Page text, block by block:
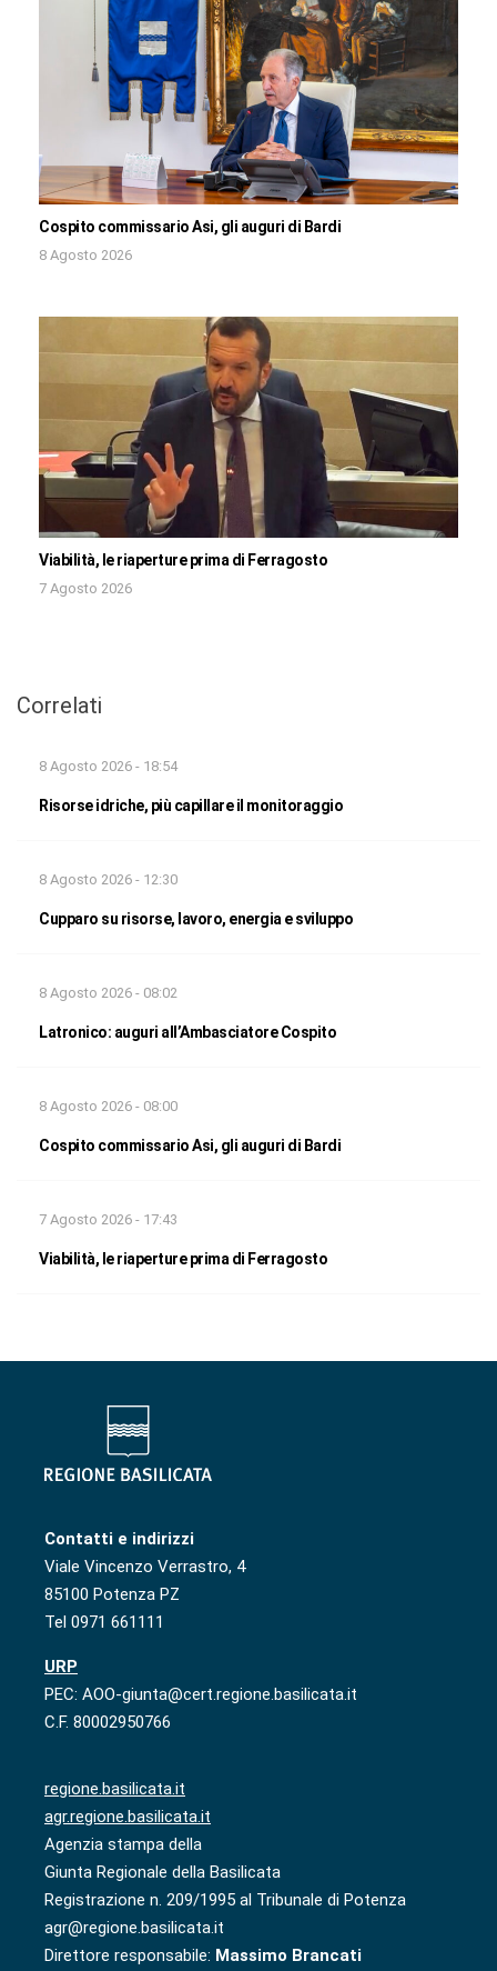
Cospito commissario Asi, gli auguri di Bardi
8 Agosto 2026
Viabilità, le riaperture prima di Ferragosto
7 Agosto 2026
Correlati
8 Agosto 2026 - 18:54
Risorse idriche, più capillare il monitoraggio
8 Agosto 2026 - 12:30
Cupparo su risorse, lavoro, energia e sviluppo
8 Agosto 2026 - 08:02
Latronico: auguri all’Ambasciatore Cospito
8 Agosto 2026 - 08:00
Cospito commissario Asi, gli auguri di Bardi
7 Agosto 2026 - 17:43
Viabilità, le riaperture prima di Ferragosto
Contatti e indirizzi
Viale Vincenzo Verrastro, 4
85100 Potenza PZ
Tel 0971 661111
URP
PEC: AOO-giunta@cert.regione.basilicata.it
C.F. 80002950766
regione.basilicata.it
agr.regione.basilicata.it
Agenzia stampa della
Giunta Regionale della Basilicata
Registrazione n. 209/1995 al Tribunale di Potenza
agr@regione.basilicata.it
Direttore responsabile: Massimo Brancati